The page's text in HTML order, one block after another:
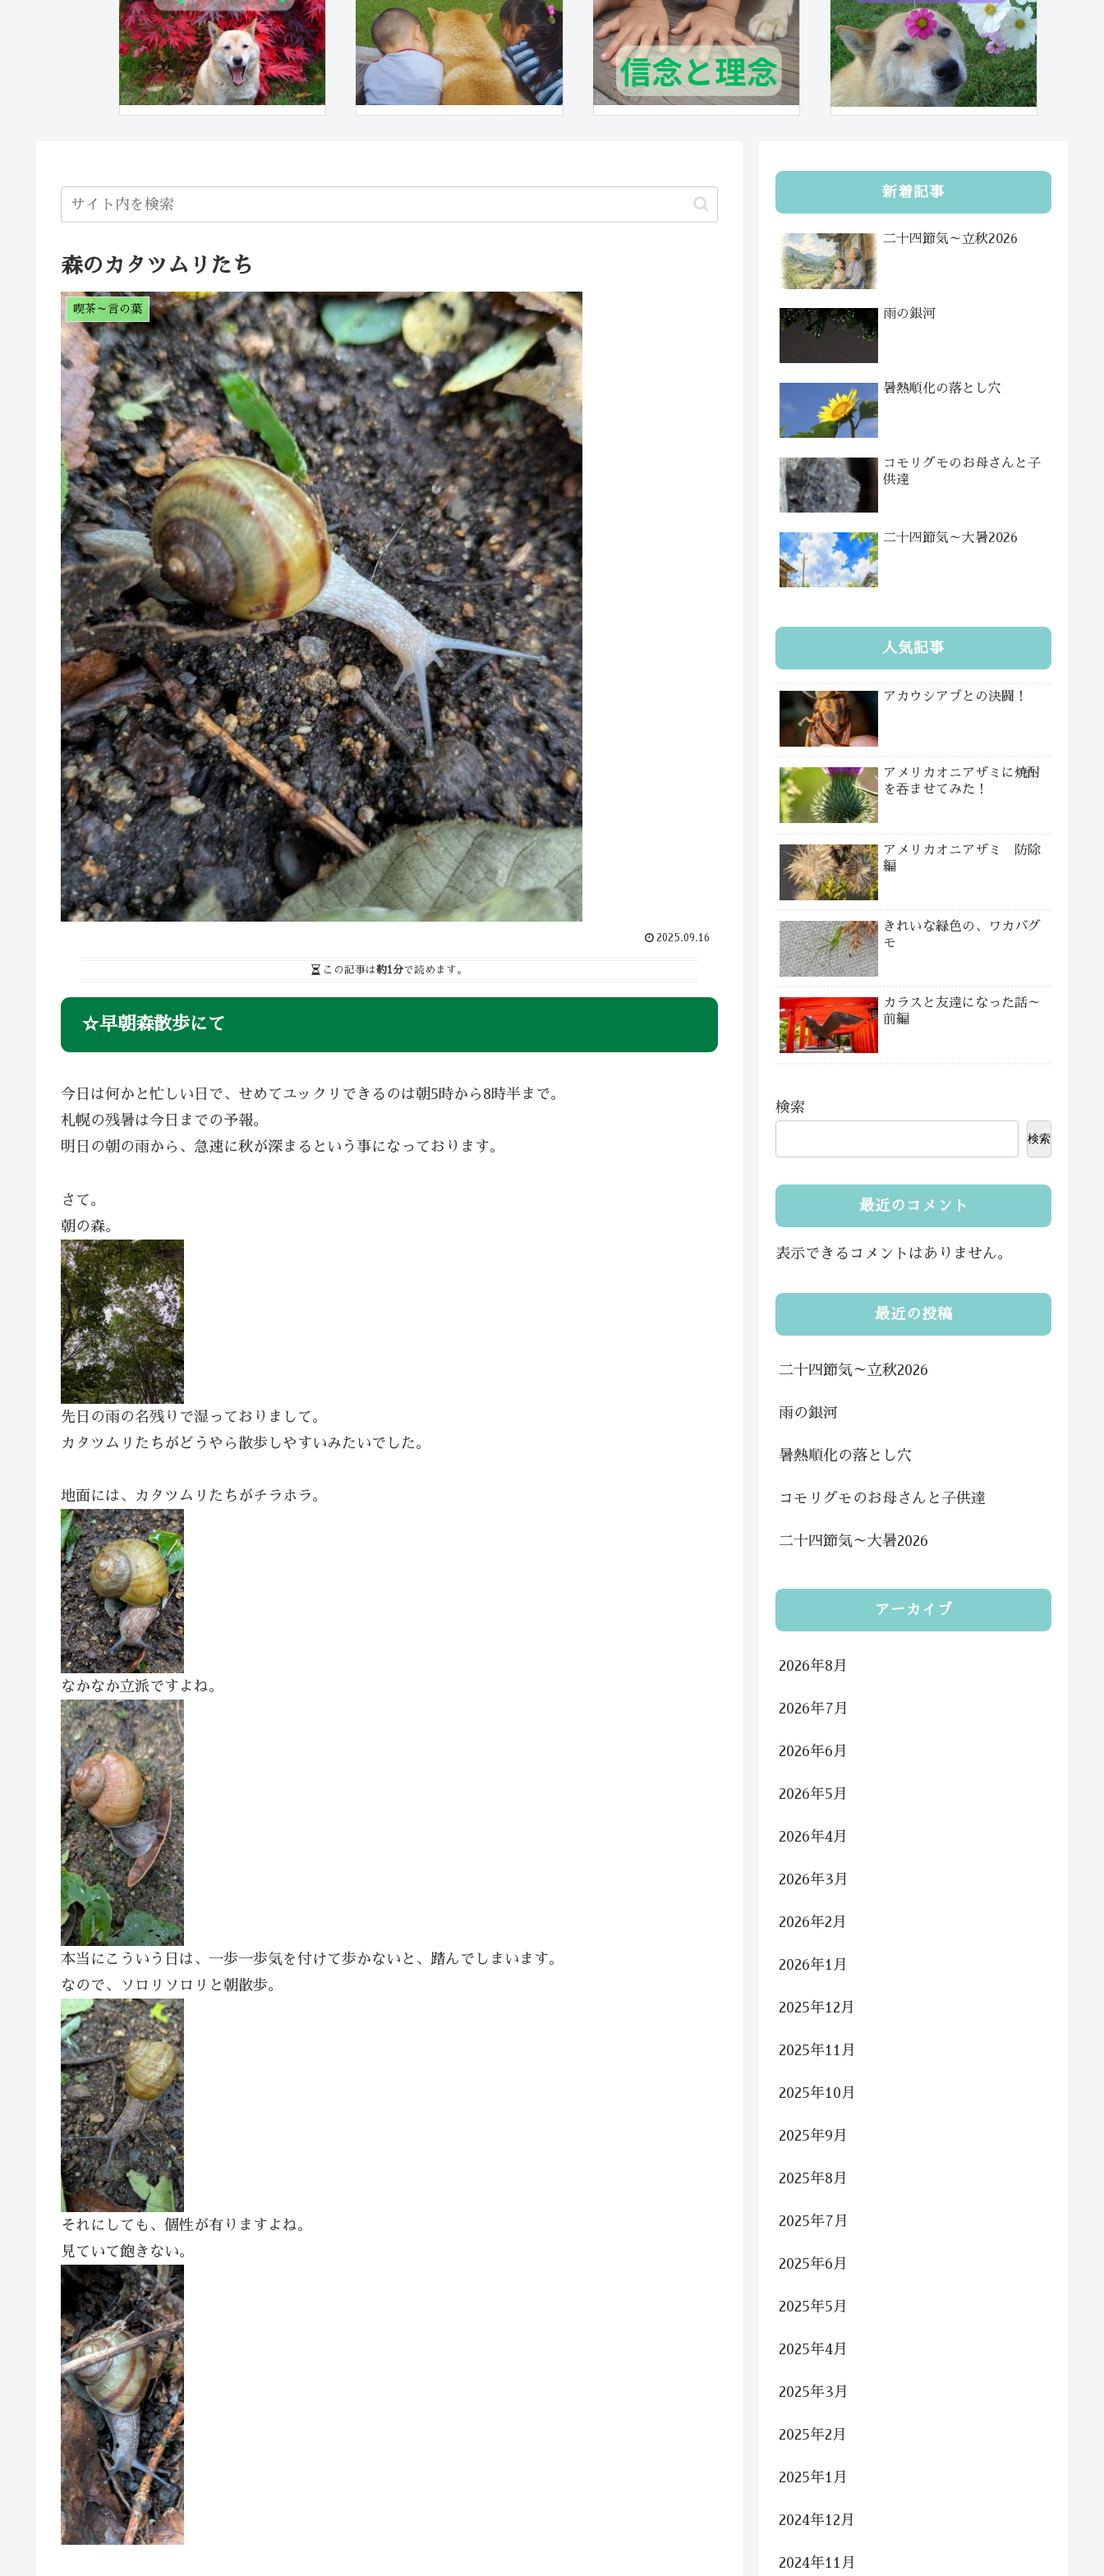
森のカタツムリたち
喫茶～言の葉
2025.09.16
この記事は約1分で読めます。
☆早朝森散歩にて
今日は何かと忙しい日で、せめてユックリできるのは朝5時から8時半まで。
札幌の残暑は今日までの予報。
明日の朝の雨から、急速に秋が深まるという事になっております。
さて。
朝の森。
先日の雨の名残りで湿っておりまして。
カタツムリたちがどうやら散歩しやすいみたいでした。
地面には、カタツムリたちがチラホラ。
なかなか立派ですよね。
本当にこういう日は、一歩一歩気を付けて歩かないと、踏んでしまいます。
なので、ソロリソロリと朝散歩。
それにしても、個性が有りますよね。
見ていて飽きない。
新着記事
二十四節気～立秋2026
雨の銀河
暑熱順化の落とし穴
コモリグモのお母さんと子
供達
二十四節気～大暑2026
人気記事
アカウシアブとの決闘！
アメリカオニアザミに焼酎
を吞ませてみた！
アメリカオニアザミ 防除
編
きれいな緑色の、ワカバグ
モ
カラスと友達になった話～
前編
検索
検索
最近のコメント
表示できるコメントはありません。
最近の投稿
二十四節気～立秋2026
雨の銀河
暑熱順化の落とし穴
コモリグモのお母さんと子供達
二十四節気～大暑2026
アーカイブ
2026年8月
2026年7月
2026年6月
2026年5月
2026年4月
2026年3月
2026年2月
2026年1月
2025年12月
2025年11月
2025年10月
2025年9月
2025年8月
2025年7月
2025年6月
2025年5月
2025年4月
2025年3月
2025年2月
2025年1月
2024年12月
2024年11月